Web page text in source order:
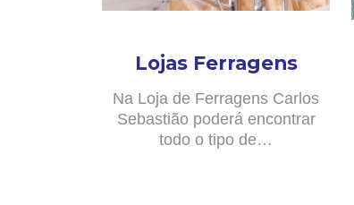
Lojas Ferragens
Na Loja de Ferragens Carlos
Sebastião poderá encontrar
todo o tipo de…